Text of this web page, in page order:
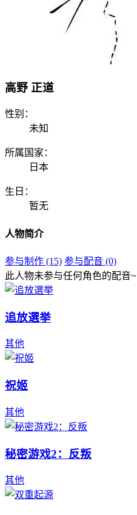
高野 正道
性别：
未知
所属国家：
日本
生日：
暂无
人物简介
参与制作 (15) 参与配音 (0)
此人物未参与任何角色的配音~
追放選挙
其他
祝姬
其他
秘密游戏2：反叛
其他